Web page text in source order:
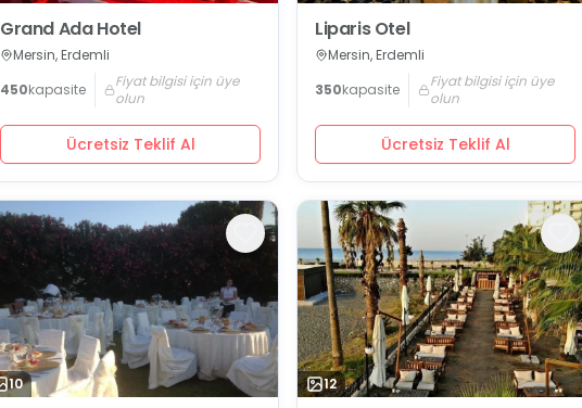
Grand Ada Hotel
Mersin, Erdemli
450kapasite
Fiyat bilgisi için üye
olun
Ücretsiz Teklif Al
Liparis Otel
Mersin, Erdemli
350kapasite
Fiyat bilgisi için üye
olun
Ücretsiz Teklif Al
10 12